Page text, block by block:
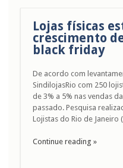
Lojas físicas
crescimento
black friday
De acordo com
SindilojasRio com 250
de 3% a 5% nas vendas
passado. Pesquisa
Lojistas do Rio de Janeiro
Continue reading »